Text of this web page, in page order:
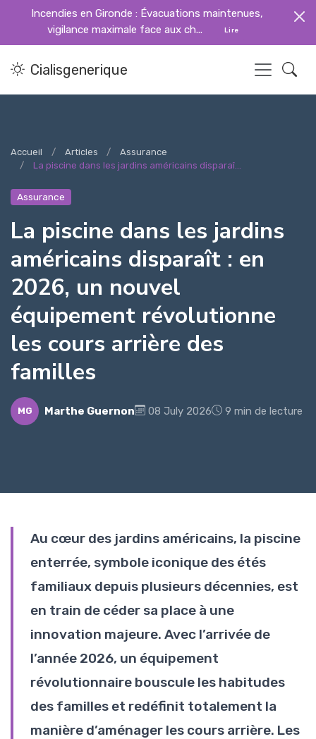
Incendies en Gironde : Évacuations maintenues,
vigilance maximale face aux ch...
Lire
Cialisgenerique
Accueil Articles
Assurance
La piscine dans les jardins américains disparaî...
Assurance
La piscine dans les jardins
américains disparaît : en
2026, un nouvel
équipement révolutionne
les cours arrière des
familles
MG Marthe Guernon 08 July 2026 9 min de lecture
Au cœur des jardins américains, la piscine
enterrée, symbole iconique des étés
familiaux depuis plusieurs décennies, est
en train de céder sa place à une
innovation majeure. Avec l’arrivée de
l’année 2026, un équipement
révolutionnaire bouscule les habitudes
des familles et redéfinit totalement la
manière d’aménager les cours arrière. Les